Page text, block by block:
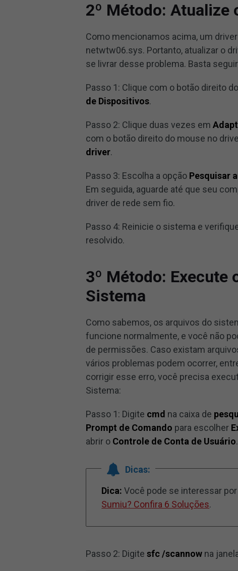
2º Método: Atualize
Como mencionamos acima, um
netwtw06.sys. Portanto, atualizar o
se livrar desse problema. Basta
Passo 1: Clique com o botão direito
de Dispositivos.
Passo 2: Clique duas vezes em
com o botão direito do mouse no
driver.
Passo 3: Escolha a opção Pesquisar
Em seguida, aguarde até que seu
driver de rede sem fio.
Passo 4: Reinicie o sistema e
resolvido.
3º Método: Execute
Sistema
Como sabemos, os arquivos do
funcione normalmente, e você não
de permissões. Caso existam
vários problemas podem ocorrer,
corrigir esse erro, você precisa
Sistema:
Passo 1: Digite cmd na caixa de
Prompt de Comando para escolher
abrir o Controle de Conta de Usuário.
Dicas:
Dica:Você pode se interessar
Sumiu? Confira 6 Soluções.
Passo 2: Digitesfc /scannow na